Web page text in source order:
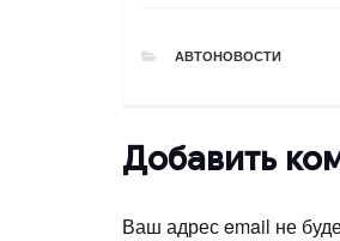
РУБРИКИ
АВТОНОВОСТИ
Добавить
Ваш адрес email не